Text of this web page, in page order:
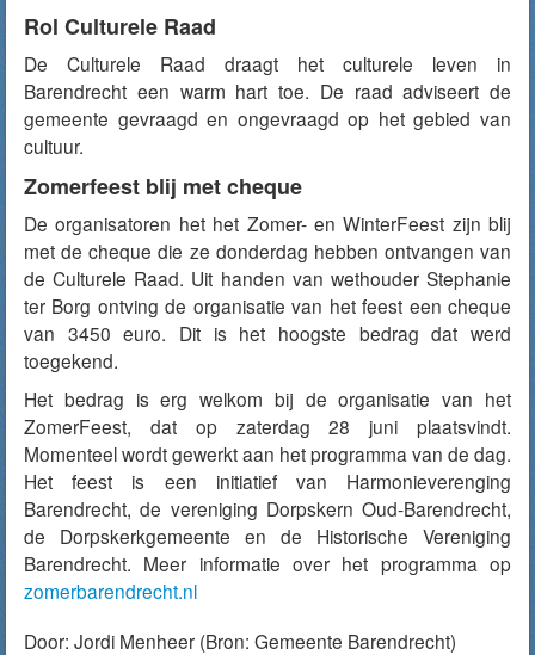
Rol Culturele Raad
De Culturele Raad draagt het culturele leven in
Barendrecht een warm hart toe. De raad adviseert de
gemeente gevraagd en ongevraagd op het gebied van
cultuur.
Zomerfeest blij met cheque
De organisatoren het het Zomer- en WinterFeest zijn blij
met de cheque die ze donderdag hebben ontvangen van
de Culturele Raad. Uit handen van wethouder Stephanie
ter Borg ontving de organisatie van het feest een cheque
van 3450 euro. Dit is het hoogste bedrag dat werd
toegekend.
Het bedrag is erg welkom bij de organisatie van het
ZomerFeest, dat op zaterdag 28 juni plaatsvindt.
Momenteel wordt gewerkt aan het programma van de dag.
Het feest is een initiatief van Harmonieverenging
Barendrecht, de vereniging Dorpskern Oud-Barendrecht,
de Dorpskerkgemeente en de Historische Vereniging
Barendrecht. Meer informatie over het programma op
zomerbarendrecht.nl
Door: Jordi Menheer (Bron: Gemeente Barendrecht)